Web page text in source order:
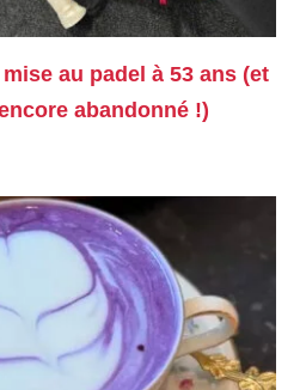
au padel à 53 ans (et
abandonné !)